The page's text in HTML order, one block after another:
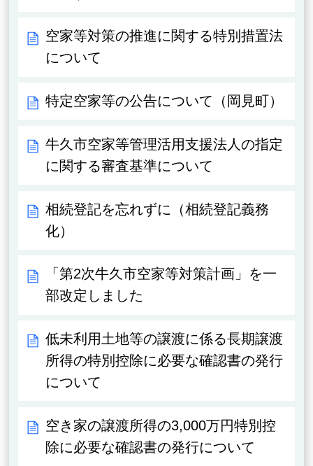
空家等対策の推進に関する特別措置法
について
特定空家等の公告について（岡見町）
牛久市空家等管理活用支援法人の指定
に関する審査基準について
相続登記を忘れずに（相続登記義務
化）
「第2次牛久市空家等対策計画」を一
部改定しました
低未利用土地等の譲渡に係る長期譲渡
所得の特別控除に必要な確認書の発行
について
空き家の譲渡所得の3,000万円特別控
除に必要な確認書の発行について